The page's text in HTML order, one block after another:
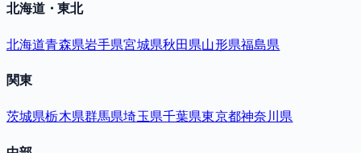
北海道・東北
北海道青森県岩手県宮城県秋田県山形県福島県
関東
茨城県栃木県群馬県埼玉県千葉県東京都神奈川県